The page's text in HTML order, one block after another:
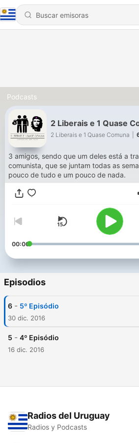
Podcasts
2 Liberais e 1 Quase
2 Liberais e 1 Quase Comuna
3 amigos, sendo que um deles está a
comunista, que se juntam todas as
pouco de tudo e um pouco de nada.
00:00
Episodios
6 - 5º Episódio
30 dic. 2016
5 - 4º Episódio
16 dic. 2016
Radios del Uruguay
Radios y Podcasts